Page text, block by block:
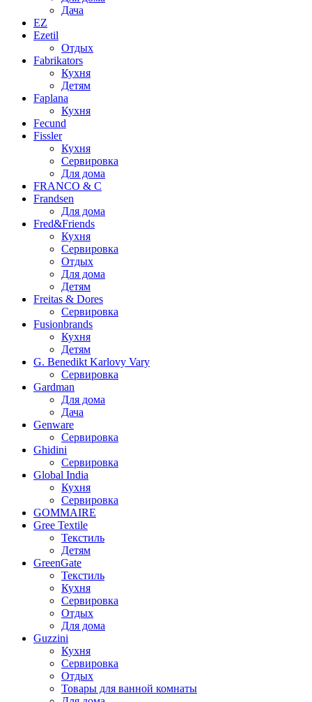
Дача
EZ
Ezetil
Отдых
Fabrikators
Кухня
Детям
Faplana
Кухня
Fecund
Fissler
Кухня
Сервировка
Для дома
FRANCO & C
Frandsen
Для дома
Fred&Friends
Кухня
Сервировка
Отдых
Для дома
Детям
Freitas & Dores
Сервировка
Fusionbrands
Кухня
Детям
G. Benedikt Karlovy Vary
Сервировка
Gardman
Для дома
Дача
Genware
Сервировка
Ghidini
Сервировка
Global India
Кухня
Сервировка
GOMMAIRE
Gree Textile
Текстиль
Детям
GreenGate
Текстиль
Кухня
Сервировка
Отдых
Для дома
Guzzini
Кухня
Сервировка
Отдых
Товары для ванной комнаты